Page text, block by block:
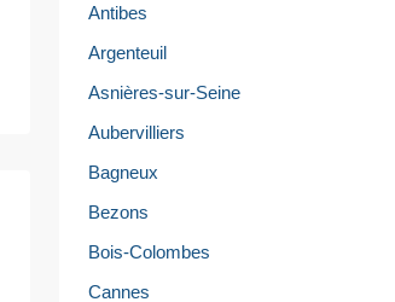
Antibes
Argenteuil
Asnières-sur-Seine
Aubervilliers
Bagneux
Bezons
Bois-Colombes
Cannes